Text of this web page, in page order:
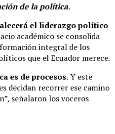
de la política.
el liderazgo político
académico se consolida
integral de los
que el Ecuador merece.
es de procesos.Y este
decidan recorrer ese camino
señalaron los voceros